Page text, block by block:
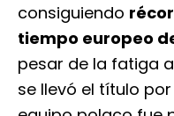
consiguiendo
tiempo europeo
pesar de la fatiga
se llevó el título